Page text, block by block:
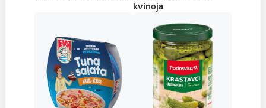
kvinoja